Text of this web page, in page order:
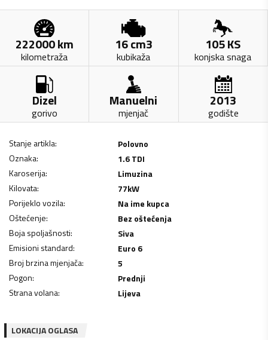
222000km
kilometraža
16cm3
kubikaža
105KS
konjska snaga
Dizel
gorivo
Manuelni
mjenjač
2013
godište
Stanje artikla:
Polovno
Oznaka:
1.6 TDI
Karoserija:
Limuzina
Kilovata: 77kW
Porijeklo vozila:
Na ime kupca
Oštećenje:
Bez oštećenja
Boja spoljašnosti:
Siva
Emisioni standard:
Euro 6
Broj brzina mjenjača:
5
Pogon:
Prednji
Strana volana: Lijeva
LOKACIJA OGLASA